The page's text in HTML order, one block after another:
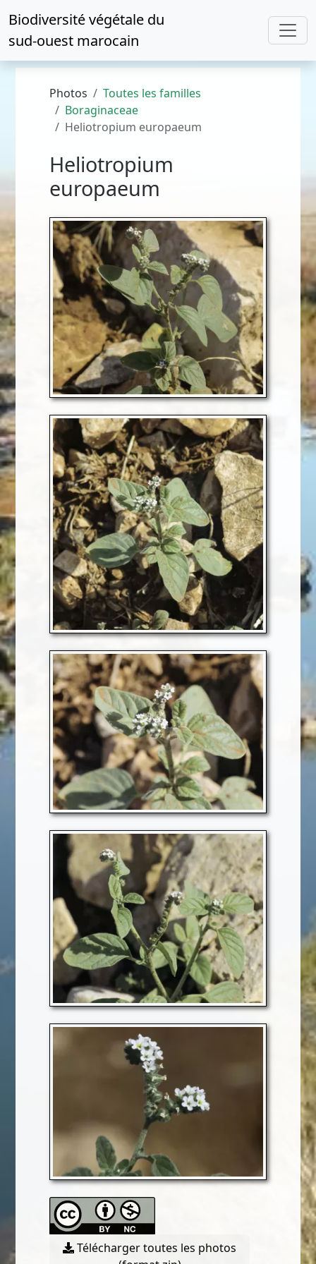
Biodiversité végétale du
sud-ouest marocain
Photos
Toutes les familles
Boraginaceae
Heliotropium europaeum
Heliotropium
europaeum
Télécharger toutes les photos